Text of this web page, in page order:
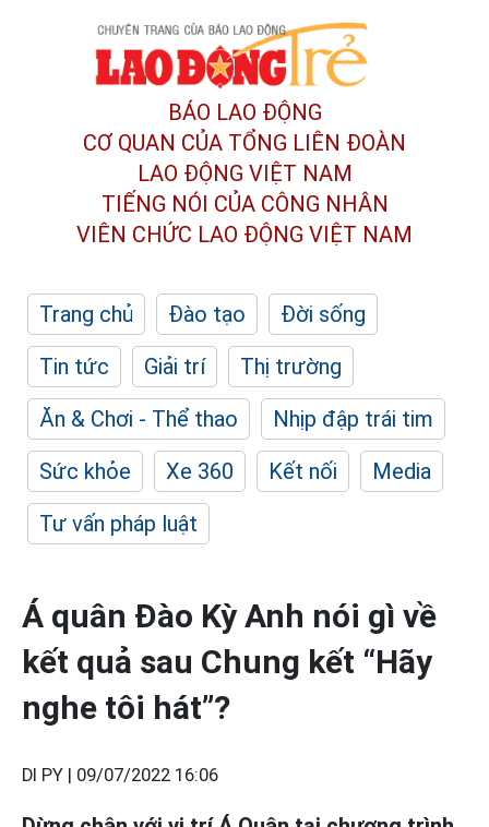
BÁO LAO ĐỘNG
CƠ QUAN CỦA TỔNG LIÊN ĐOÀN
LAO ĐỘNG VIỆT NAM
TIẾNG NÓI CỦA CÔNG NHÂN
VIÊN CHỨC LAO ĐỘNG VIỆT NAM
Trang chủ Đào tạo
Đời sống
Tin tức
Giải trí
Thị trường
Ăn & Chơi - Thể thao
Nhịp đập trái tim
Sức khỏe
Xe 360 Kết nối
Media
Tư vấn pháp luật
Á quân Đào Kỳ Anh nói gì về
kết quả sau Chung kết “Hãy
nghe tôi hát”?
DI PY | 09/07/2022 16:06